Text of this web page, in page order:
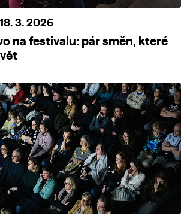
18. 3. 2026
na festivalu: pár směn, které